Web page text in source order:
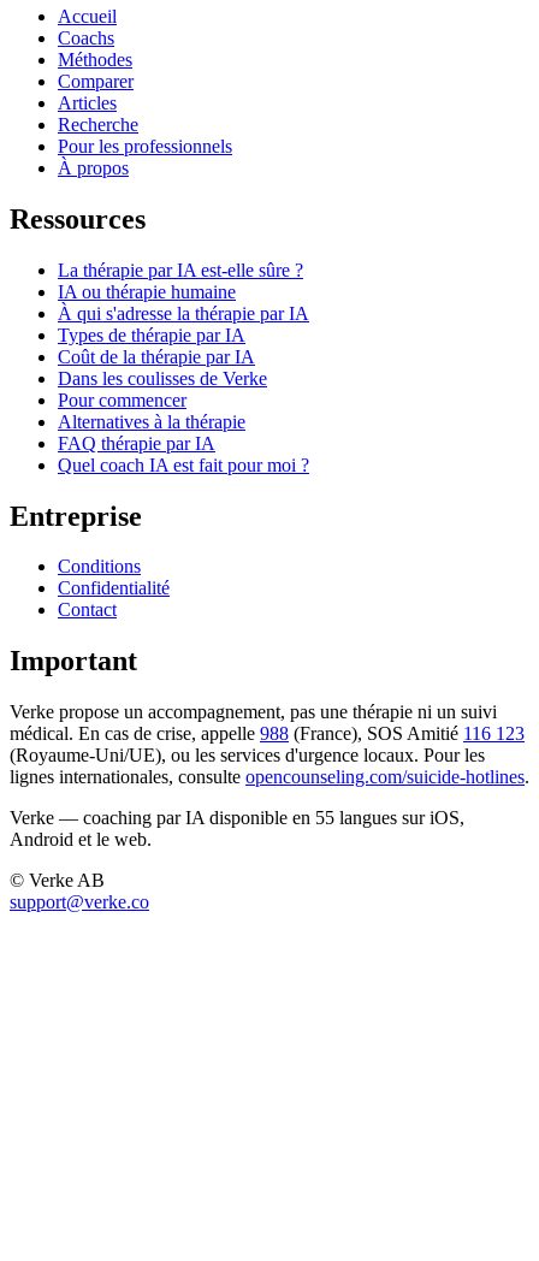
Accueil
Coachs
Méthodes
Comparer
Articles
Recherche
Pour les professionnels
À propos
Ressources
La thérapie par IA est-elle sûre ?
IA ou thérapie humaine
À qui s'adresse la thérapie par IA
Types de thérapie par IA
Coût de la thérapie par IA
Dans les coulisses de Verke
Pour commencer
Alternatives à la thérapie
FAQ thérapie par IA
Quel coach IA est fait pour moi ?
Entreprise
Conditions
Confidentialité
Contact
Important
Verke propose un accompagnement, pas une thérapie ni un suivi
médical. En cas de crise, appelle 988 (France), SOS Amitié 116 123
(Royaume-Uni/UE), ou les services d'urgence locaux. Pour les
lignes internationales, consulte opencounseling.com/suicide-hotlines.
Verke — coaching par IA disponible en 55 langues sur iOS,
Android et le web.
© Verke AB
support@verke.co